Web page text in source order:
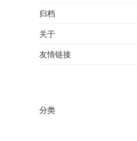
归档
关于
友情链接
分类